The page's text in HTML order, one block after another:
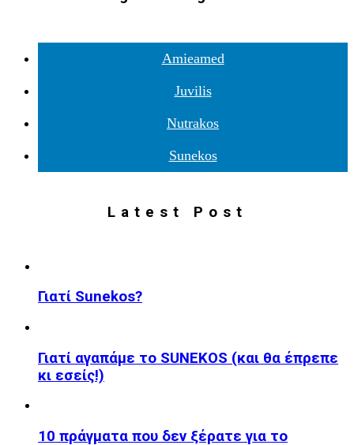
Amieamed
Juvilis
Nutrakos
Sunekos
Latest Post
Γιατί Sunekos?
Γιατί αγαπάμε το SUNEKOS (και θα έπρεπε
κι εσείς!)
10 πράγματα που δεν ξέρατε για το